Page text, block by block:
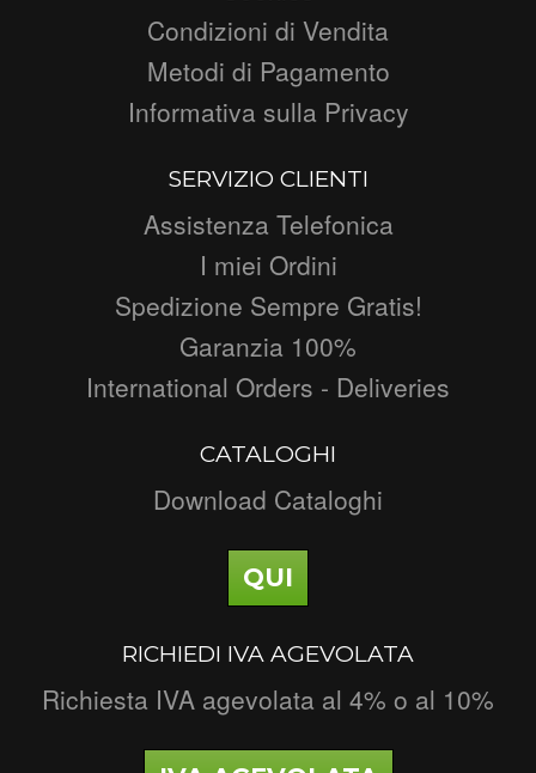
Condizioni di Vendita
Metodi di Pagamento
Informativa sulla Privacy
SERVIZIO CLIENTI
Assistenza Telefonica
I miei Ordini
Spedizione Sempre Gratis!
Garanzia 100%
International Orders - Deliveries
CATALOGHI
Download Cataloghi
QUI
RICHIEDI IVA AGEVOLATA
Richiesta IVA agevolata al 4% o al 10%